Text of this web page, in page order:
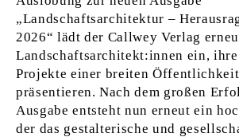
„Landschaftsarchitektur –
2026“ lädt der Callwey Verlag
Landschaftsarchitekt:innen ein, ihre
Projekte einer breiten
präsentieren. Nach dem großen
Ausgabe entsteht nun erneut ein
der das gestalterische und